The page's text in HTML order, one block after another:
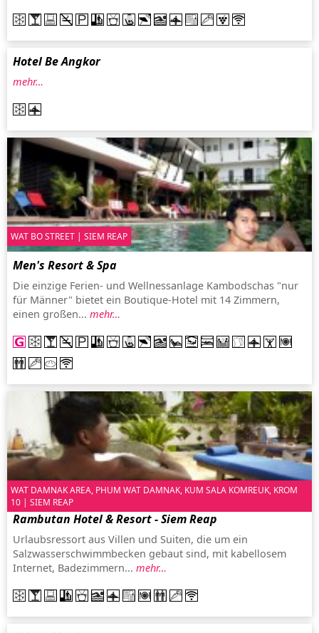
Hotel Be Angkor
mehr…
WAT BO STREET | SIEM REAP
Men's Resort & Spa
Die einzige Ferien- und Wellnessanlage Kambodschas "nur
für Männer" bietet ein Boutique-Hotel mit 14 Zimmern,
einen großen... mehr…
WAT DAMNAK AREA, PHUM WAT DAMNAK, KUM SALA KOMREUK, KROM
10 | SIEM REAP
Rambutan Hotel & Resort - Siem Reap
Urlaubsressort aus Villen und Suiten, die um ein
Salzwasserschwimmbecken gebaut sind, mit kabellosem
Internet, Badezimmern... mehr…